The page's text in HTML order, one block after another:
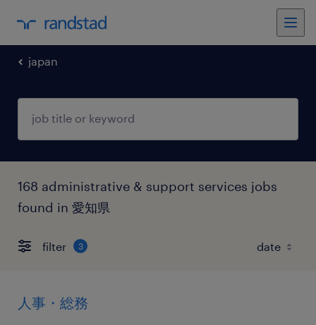
japan
168 administrative & support services jobs
found in 愛知県
filter 3
人事・総務